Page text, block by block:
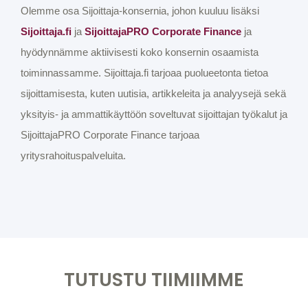
Olemme osa Sijoittaja-konsernia, johon kuuluu lisäksi
Sijoittaja.fi ja SijoittajaPRO Corporate Finance ja
hyödynnämme aktiivisesti koko konsernin osaamista
toiminnassamme. Sijoittaja.fi tarjoaa puolueetonta tietoa
sijoittamisesta, kuten uutisia, artikkeleita ja analyysejä sekä
yksityis- ja ammattikäyttöön soveltuvat sijoittajan työkalut ja
SijoittajaPRO Corporate Finance tarjoaa
yritysrahoituspalveluita.
TUTUSTU TIIMIIMME